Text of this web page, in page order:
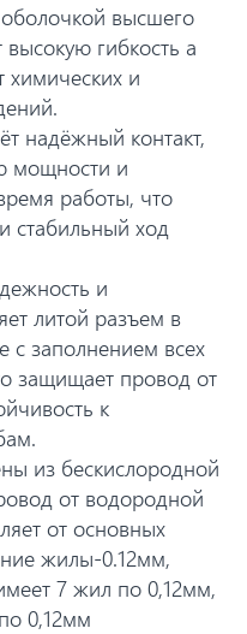
высшего
высокую гибкость а
химических и
надёжный контакт,
мощности и
работы, что
стабильный ход
и
литой разъем в
с заполнением всех
защищает провод от
к
из бескислородной
от водородной
от основных
жилы-0.12мм,
7 жил по 0,12мм,
0,12мм